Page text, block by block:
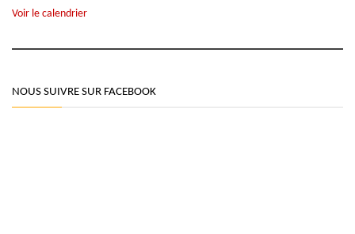
Voir le calendrier
NOUS SUIVRE SUR FACEBOOK